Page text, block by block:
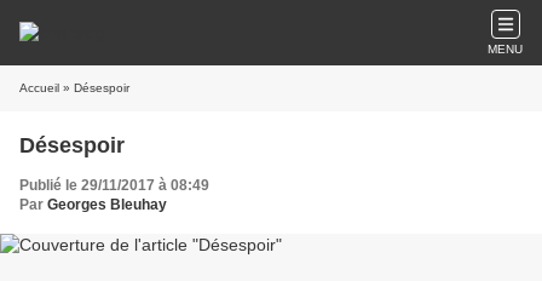
MENU
Accueil » Désespoir
Désespoir
Publié le 29/11/2017 à 08:49
Par Georges Bleuhay